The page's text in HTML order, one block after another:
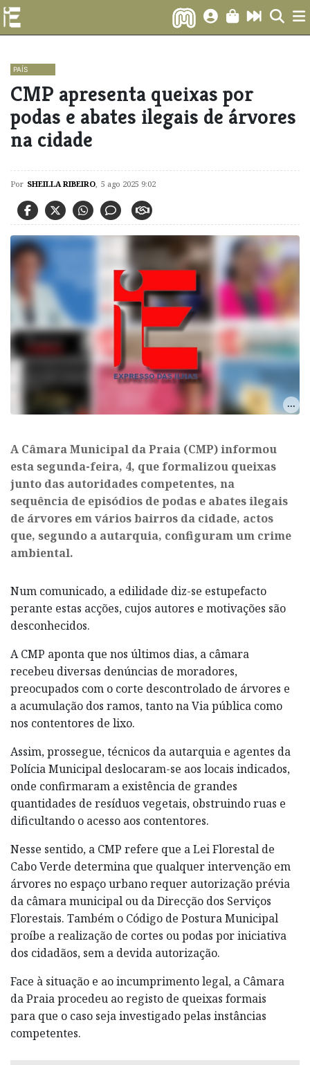
PAÍS
CMP apresenta queixas por
podas e abates ilegais de árvores
na cidade
Por SHEILLA RIBEIRO, 5 ago 2025 9:02
A Câmara Municipal da Praia (CMP) informou
esta segunda-feira, 4, que formalizou queixas
junto das autoridades competentes, na
sequência de episódios de podas e abates ilegais
de árvores em vários bairros da cidade, actos
que, segundo a autarquia, configuram um crime
ambiental.
Num comunicado, a edilidade diz-se estupefacto
perante estas acções, cujos autores e motivações são
desconhecidos.
A CMP aponta que nos últimos dias, a câmara
recebeu diversas denúncias de moradores,
preocupados com o corte descontrolado de árvores e
a acumulação dos ramos, tanto na Via pública como
nos contentores de lixo.
Assim, prossegue, técnicos da autarquia e agentes da
Polícia Municipal deslocaram-se aos locais indicados,
onde confirmaram a existência de grandes
quantidades de resíduos vegetais, obstruindo ruas e
dificultando o acesso aos contentores.
Nesse sentido, a CMP refere que a Lei Florestal de
Cabo Verde determina que qualquer intervenção em
árvores no espaço urbano requer autorização prévia
da câmara municipal ou da Direcção dos Serviços
Florestais. Também o Código de Postura Municipal
proíbe a realização de cortes ou podas por iniciativa
dos cidadãos, sem a devida autorização.
Face à situação e ao incumprimento legal, a Câmara
da Praia procedeu ao registo de queixas formais
para que o caso seja investigado pelas instâncias
competentes.